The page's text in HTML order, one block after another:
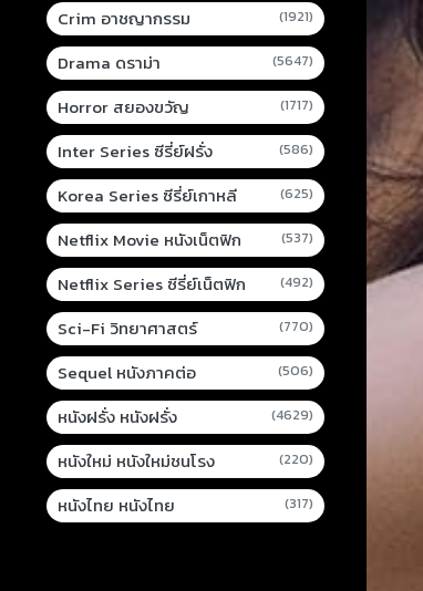
Crim อาชญากรรม (1921)
Drama ดราม่า (5647)
Horror สยองขวัญ (1717)
Inter Series ซีรี่ย์ฝรั่ง (586)
Korea Series ซีรี่ย์เกาหลี (625)
Netflix Movie หนังเน็ตฟิก (537)
Netflix Series ซีรี่ย์เน็ตฟิก (492)
Sci-Fi วิทยาศาสตร์ (770)
Sequel หนังภาคต่อ (506)
หนังฝรั่ง หนังฝรั่ง (4629)
หนังใหม่ หนังใหม่ชนโรง (220)
หนังไทย หนังไทย (317)